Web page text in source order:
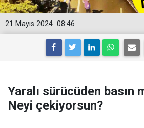
08:46
21 Mayıs 2024
Yaralı sürücüden basın
Neyi çekiyorsun?